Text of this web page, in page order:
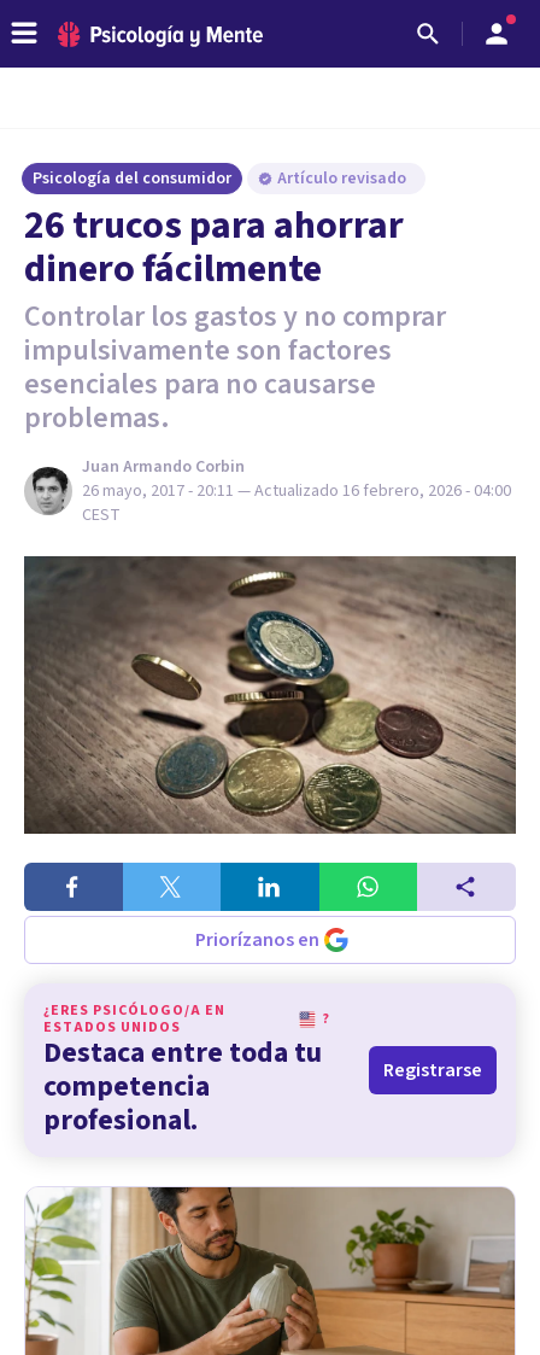
Psicología del consumidor Artículo revisado
26 trucos para ahorrar
dinero fácilmente
Controlar los gastos y no comprar
impulsivamente son factores
esenciales para no causarse
problemas.
Juan Armando Corbin
26 mayo, 2017 - 20:11 — Actualizado 16 febrero, 2026 - 04:00
CEST
Priorízanos en
¿ERES PSICÓLOGO/A EN
ESTADOS UNIDOS
?
Destaca entre toda tu
competencia
profesional.
Registrarse